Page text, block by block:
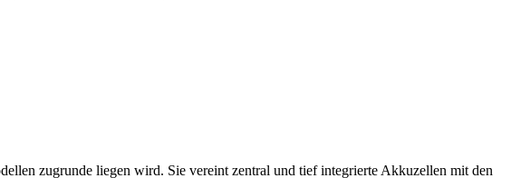
zugrunde liegen wird. Sie vereint zentral und tief integrierte Akkuzellen mit den